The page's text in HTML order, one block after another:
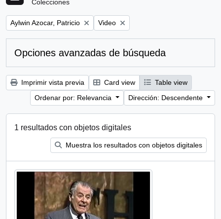
Colecciones
Remove filter:
Aylwin Azocar, Patricio Remove filter:
Video
Opciones avanzadas de búsqueda
Imprimir vista previa Card view
Table view
Ordenar por: Relevancia
Dirección: Descendente
1 resultados con objetos digitales
Muestra los resultados con objetos digitales